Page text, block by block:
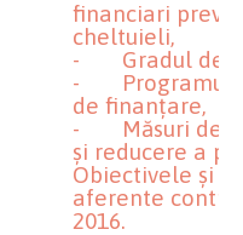
financiari
cheltuieli,
- Gradul de
- Programul
de finanțare,
- Măsuri de
și reducere a
Obiectivele și
aferente
2016.